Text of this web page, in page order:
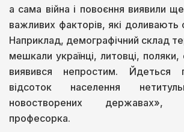
а сама війна і повоєння виявили
важливих факторів, які доливають
Наприклад, демографічний склад
мешкали українці, литовці,
виявився непростим. Йдеться
відсоток населення
новостворених державах»,
професорка.